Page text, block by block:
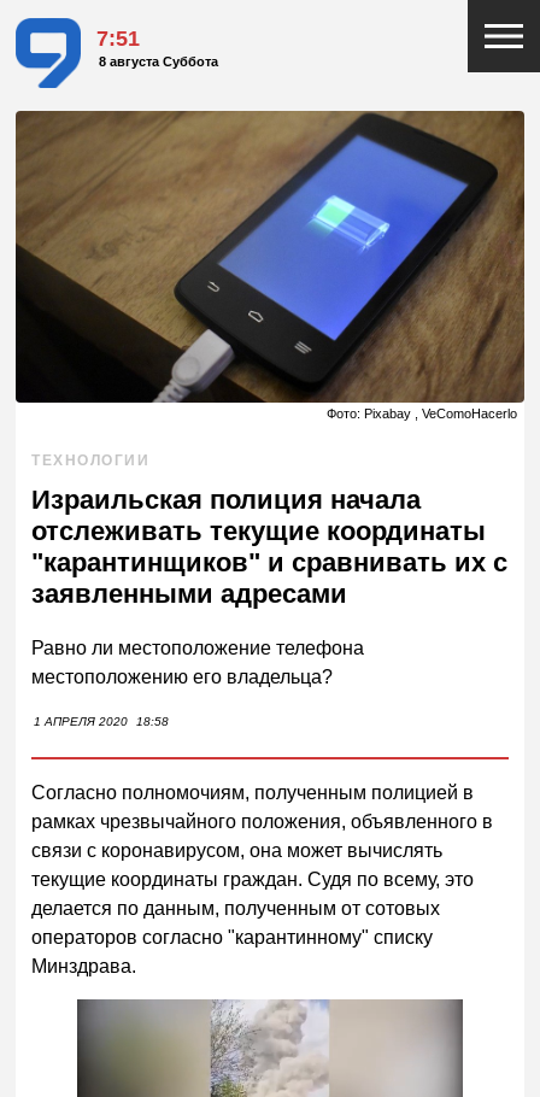
7:51
8 августа Суббота
Фото: Pixabay , VeComoHacerlo
ТЕХНОЛОГИИ
Израильская полиция начала
отслеживать текущие координаты
"карантинщиков" и сравнивать их с
заявленными адресами
Равно ли местоположение телефона
местоположению его владельца?
1 АПРЕЛЯ 2020 18:58
Согласно полномочиям, полученным полицией в
рамках чрезвычайного положения, объявленного в
связи с коронавирусом, она может вычислять
текущие координаты граждан. Судя по всему, это
делается по данным, полученным от сотовых
операторов согласно "карантинному" списку
Минздрава.